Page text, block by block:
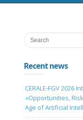
Recent news
CERALE-FGV 2026
«Opportunities,
Age of Artificial